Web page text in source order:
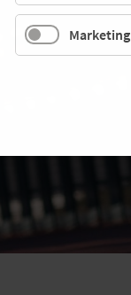
Marketing